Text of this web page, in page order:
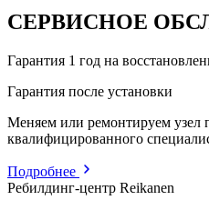
СЕРВИСНОЕ
Гарантия 1 год на
Гарантия после установки
Меняем или ремонтируем узел
квалифицированного
Подробнее
Ребилдинг-центр Reikanen